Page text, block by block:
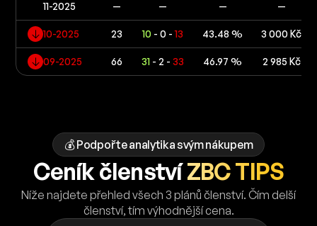
11-2025 — — — —
10-2025 23 10 - 0 -13 43.48 % 3 000 Kč
09-2025 66 31 - 2 -33 46.97 % 2 985 Kč
💰 Podpořte analytika svým nákupem
Ceník členstvíZBC TIPS
Níže najdete přehled všech 3 plánů členství. Čím delší
členství, tím výhodnější cena.